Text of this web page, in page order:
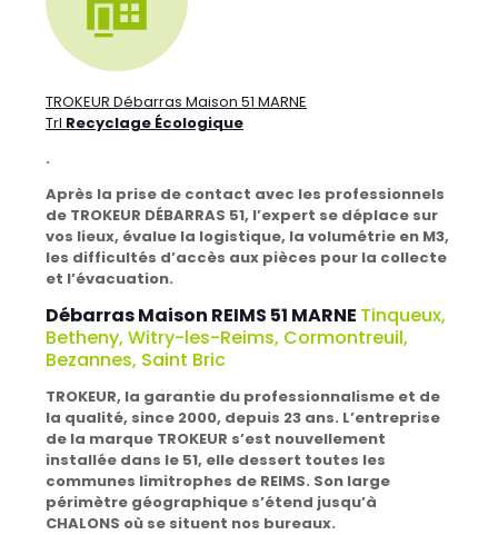
TROKEUR Débarras Maison 51 MARNE
TrI Recyclage Écologique
.
Après la prise de contact avec les professionnels
de TROKEUR DÉBARRAS 51, l’expert se déplace sur
vos lieux, évalue la logistique, la volumétrie en M3,
les difficultés d’accès aux pièces pour la collecte
et l’évacuation.
Débarras Maison REIMS 51 MARNE Tinqueux,
Betheny, Witry-les-Reims, Cormontreuil,
Bezannes, Saint Bric
TROKEUR, la garantie du professionnalisme et de
la qualité, since 2000, depuis 23 ans. L’entreprise
de la marque TROKEUR s’est nouvellement
installée dans le 51, elle dessert toutes les
communes limitrophes de REIMS. Son large
périmètre géographique s’étend jusqu’à
CHALONS où se situent nos bureaux.